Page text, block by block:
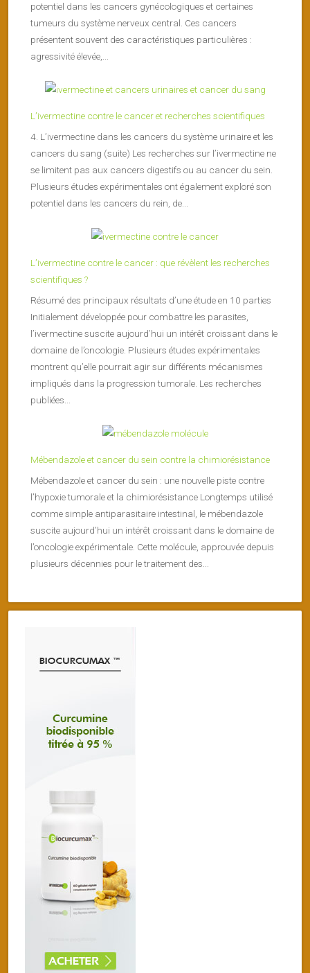
potentiel dans les cancers gynécologiques et certaines
tumeurs du système nerveux central. Ces cancers
présentent souvent des caractéristiques particulières :
agressivité élevée,...
L’ivermectine contre le cancer et recherches scientifiques
4. L’ivermectine dans les cancers du système urinaire et les
cancers du sang (suite) Les recherches sur l’ivermectine ne
se limitent pas aux cancers digestifs ou au cancer du sein.
Plusieurs études expérimentales ont également exploré son
potentiel dans les cancers du rein, de...
L’ivermectine contre le cancer : que révèlent les recherches
scientifiques ?
Résumé des principaux résultats d’une étude en 10 parties
Initialement développée pour combattre les parasites,
l’ivermectine suscite aujourd’hui un intérêt croissant dans le
domaine de l’oncologie. Plusieurs études expérimentales
montrent qu’elle pourrait agir sur différents mécanismes
impliqués dans la progression tumorale. Les recherches
publiées...
Mébendazole et cancer du sein contre la chimiorésistance
Mébendazole et cancer du sein : une nouvelle piste contre
l’hypoxie tumorale et la chimiorésistance Longtemps utilisé
comme simple antiparasitaire intestinal, le mébendazole
suscite aujourd’hui un intérêt croissant dans le domaine de
l’oncologie expérimentale. Cette molécule, approuvée depuis
plusieurs décennies pour le traitement des...